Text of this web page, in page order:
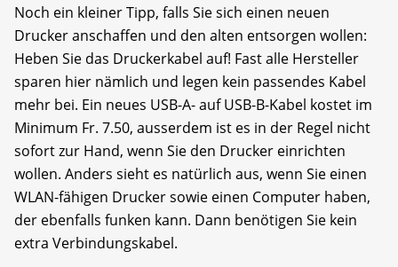
Noch ein kleiner Tipp, falls Sie sich einen neuen
Drucker anschaffen und den alten entsorgen wollen:
Heben Sie das Druckerkabel auf! Fast alle Hersteller
sparen hier nämlich und legen kein passendes Kabel
mehr bei. Ein neues USB-A- auf USB-B-Kabel kostet im
Minimum Fr. 7.50, ausserdem ist es in der Regel nicht
sofort zur Hand, wenn Sie den Drucker einrichten
wollen. Anders sieht es natürlich aus, wenn Sie einen
WLAN-fähigen Drucker sowie einen Computer haben,
der ebenfalls funken kann. Dann benötigen Sie kein
extra Verbindungskabel.